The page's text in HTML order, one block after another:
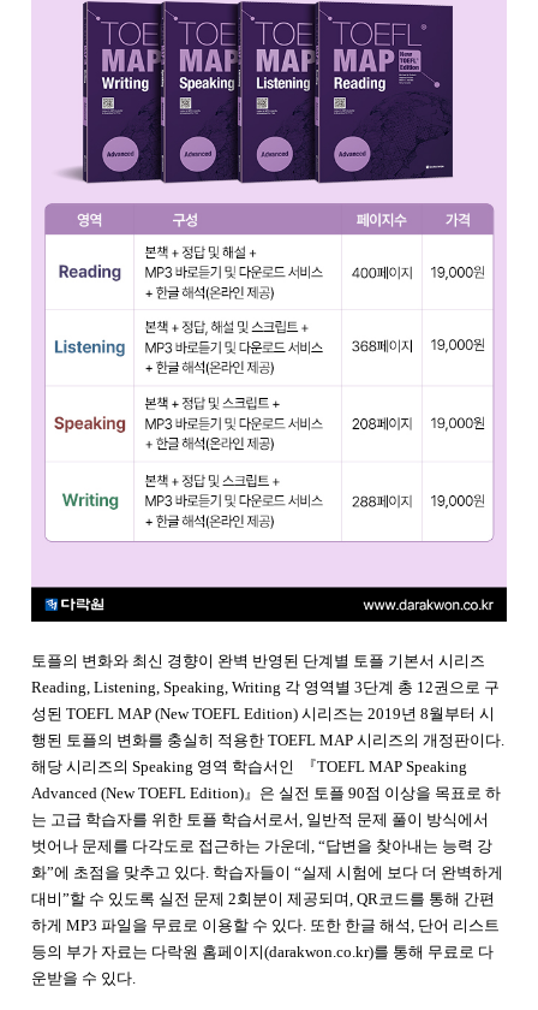
토플의 변화와 최신 경향이 완벽 반영된 단계별 토플 기본서 시리즈
Reading, Listening, Speaking, Writing 각 영역별 3단계 총 12권으로 구
성된 TOEFL MAP (New TOEFL Edition) 시리즈는 2019년 8월부터 시
행된 토플의 변화를 충실히 적용한 TOEFL MAP 시리즈의 개정판이다.
해당 시리즈의 Speaking 영역 학습서인 『TOEFL MAP Speaking
Advanced (New TOEFL Edition)』은 실전 토플 90점 이상을 목표로 하
는 고급 학습자를 위한 토플 학습서로서, 일반적 문제 풀이 방식에서
벗어나 문제를 다각도로 접근하는 가운데, “답변을 찾아내는 능력 강
화”에 초점을 맞추고 있다. 학습자들이 “실제 시험에 보다 더 완벽하게
대비”할 수 있도록 실전 문제 2회분이 제공되며, QR코드를 통해 간편
하게 MP3 파일을 무료로 이용할 수 있다. 또한 한글 해석, 단어 리스트
등의 부가 자료는 다락원 홈페이지(darakwon.co.kr)를 통해 무료로 다
운받을 수 있다.